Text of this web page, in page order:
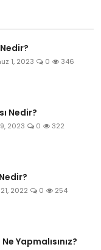
1, 2023 0 346
Nedir?
2023 0 322
2022 0 254
Yapmalısınız?